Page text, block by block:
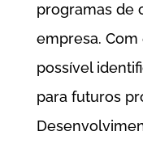
programas de
empresa. Com
possível
para futuros